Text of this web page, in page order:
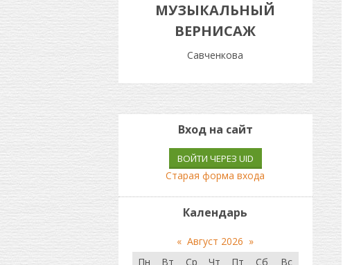
МУЗЫКАЛЬНЫЙ
ВЕРНИСАЖ
Савченкова
Вход на сайт
ВОЙТИ ЧЕРЕЗ UID
Старая форма входа
Календарь
« Август 2026 »
Пн
Вт Ср Чт Пт Сб
Вс